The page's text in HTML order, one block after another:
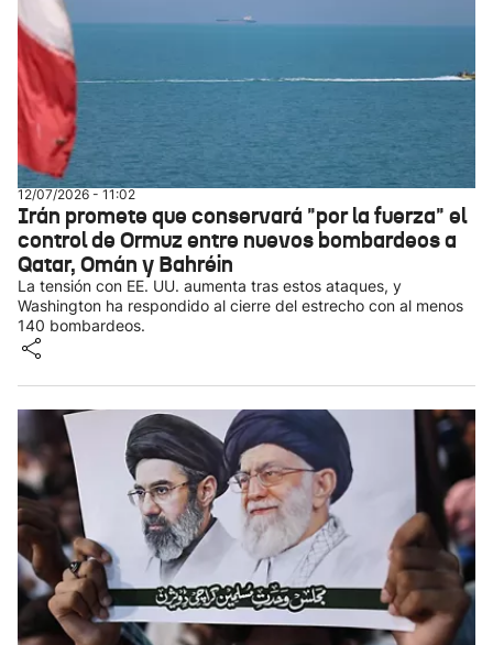
12/07/2026 - 11:02
Irán promete que conservará "por la fuerza" el
control de Ormuz entre nuevos bombardeos a
Qatar, Omán y Bahréin
La tensión con EE. UU. aumenta tras estos ataques, y
Washington ha respondido al cierre del estrecho con al menos
140 bombardeos.